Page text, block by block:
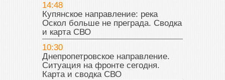
14:48
Купянское направление: река
Оскол больше не преграда. Сводка
и карта СВО
10:30
Днепропетровское направление.
Ситуация на фронте сегодня.
Карта и сводка СВО